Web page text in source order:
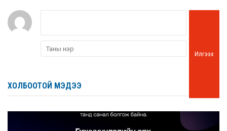
Илгээх
ХОЛБООТОЙ МЭДЭЭ